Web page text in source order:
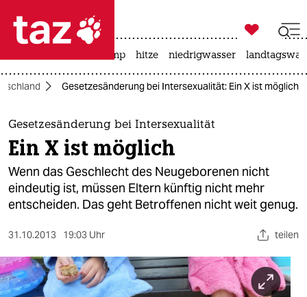
 taz zahl ich
taz zahl ich
themen
politik
öko
sport

taz zahl ich
usa unter trump hitze niedrigwasser
Gesetzesänderung bei Intersexualität: Ein X ist möglich
Gesetzesänderung bei Intersexualität
Ein X ist möglich
Wenn das Geschlecht des Neugeborenen nicht
eindeutig ist, müssen Eltern künftig nicht mehr
entscheiden. Das geht Betroffenen nicht weit genug.
31.10.2013 19:03 Uhr teilen